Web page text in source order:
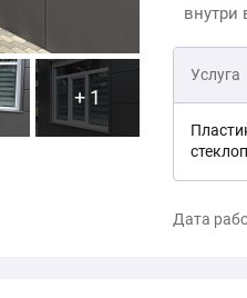
+ 1
внутри
Услуга
Дата